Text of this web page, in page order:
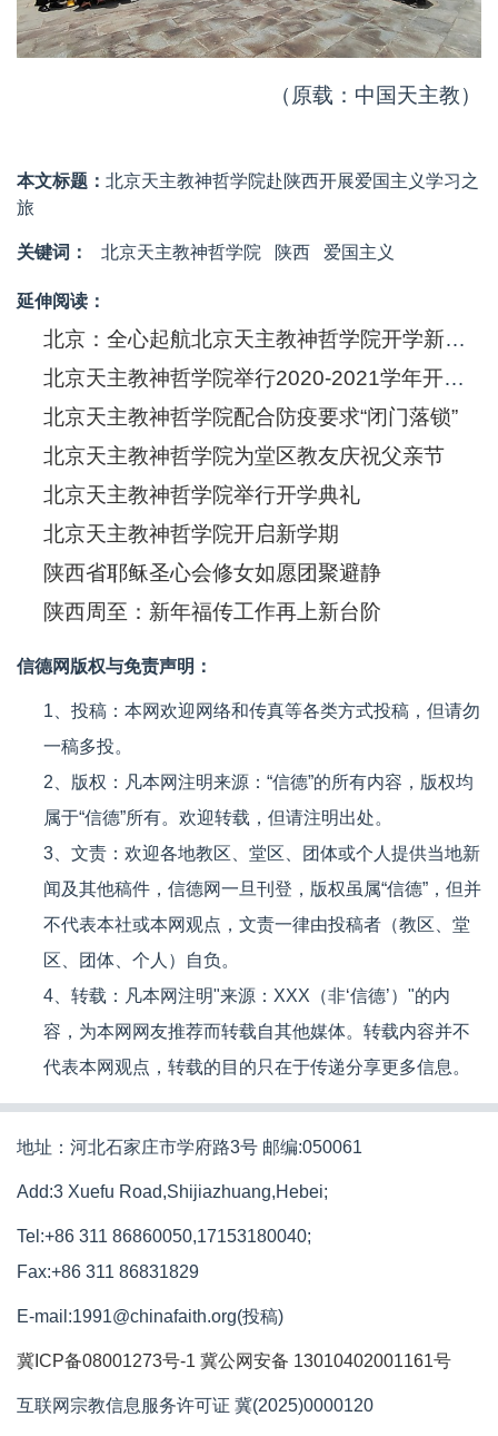
（原载：中国天主教）
本文标题： 北京天主教神哲学院赴陕西开展爱国主义学习之
旅
关键词： 北京天主教神哲学院 陕西 爱国主义
延伸阅读：
北京：全心起航北京天主教神哲学院开学新征程
北京天主教神哲学院举行2020-2021学年开学典礼
北京天主教神哲学院配合防疫要求“闭门落锁”
北京天主教神哲学院为堂区教友庆祝父亲节
北京天主教神哲学院举行开学典礼
北京天主教神哲学院开启新学期
陕西省耶稣圣心会修女如愿团聚避静
陕西周至：新年福传工作再上新台阶
信德网版权与免责声明：
1、投稿：本网欢迎网络和传真等各类方式投稿，但请勿
一稿多投。
2、版权：凡本网注明来源：“信德”的所有内容，版权均
属于“信德”所有。欢迎转载，但请注明出处。
3、文责：欢迎各地教区、堂区、团体或个人提供当地新
闻及其他稿件，信德网一旦刊登，版权虽属“信德”，但并
不代表本社或本网观点，文责一律由投稿者（教区、堂
区、团体、个人）自负。
4、转载：凡本网注明"来源：XXX（非‘信德’）"的内
容，为本网网友推荐而转载自其他媒体。转载内容并不
代表本网观点，转载的目的只在于传递分享更多信息。
地址：河北石家庄市学府路3号 邮编:050061
Add:3 Xuefu Road,Shijiazhuang,Hebei;
Tel:+86 311 86860050,17153180040;
Fax:+86 311 86831829
E-mail:1991@chinafaith.org(投稿)
冀ICP备08001273号-1 冀公网安备 13010402001161号
互联网宗教信息服务许可证 冀(2025)0000120